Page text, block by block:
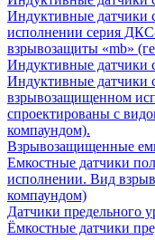
Индуктивные датчики
исполнении серия
взрывозащиты «mb»
Индуктивные датчики
Индуктивные датчики
взрывозащищенном
спроектированы с
компаундом).
Взрывозащищенные
Емкостные датчики
исполнении. Вид
компаундом)
Датчики предельного
Ёмкостные датчики